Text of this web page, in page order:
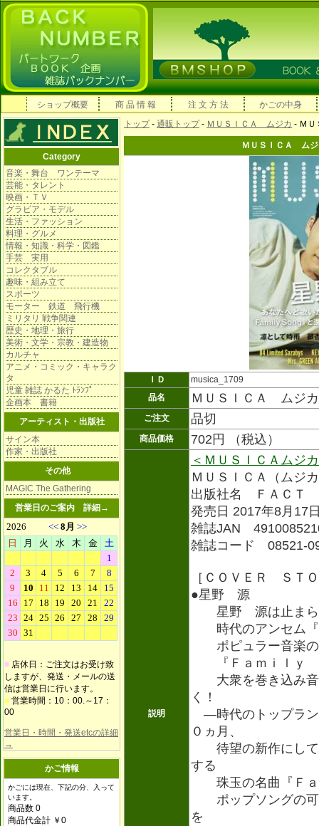
ショップ概要 商 品 情 報 注 文 方 法 かごの中身
Category
音楽・舞台 ワンテーマ
芸能・タレント
映画・ＴＶ
グラビア・モデル
生活・ファッション
料理・グルメ
情報・知識・科学・図鑑
手芸 実用
コレクタブル
趣味・組み立て
スポーツ
モーター 鉄道 飛行機
ミリタリ 戦争関連
歴史・地理・旅行
美術・文学・宗教・建造物
カルチャ
アニメ・コミック・キャラク
タ
児童 雑誌 かるた ﾄﾗﾝﾌﾟ
企画本 書籍
アーティスト・出版社
サイン本
作家・出版社
その他
MAGIC The Gathering
営業日のご案内 詳細→
■ 店休日：ご注文はお受け致
しますが、発送・メールの送
信は営業日に行います。
■ 営業時間：10：00.～17：
00
営業日・時間・発送etcの詳細
→
かご情報
かごには現在、下記の分、入って
います。
商品数 0
商品代金計 ￥0
トップ- 通販トップ- ＭＵＳＩＣＡ ムジカ - Ｍ
ＭＵＳＩＣＡ ム
ＩＤ
musica_1709
品名
ＭＵＳＩＣＡ ム
ご注文 品切
商品価格 702円 （税込）
説明
＜ＭＵＳＩＣＡムジ
ＭＵＳＩＣＡ（ムジ
出版社名 ＦＡＣＴ
発売日 2017年8月17
雑誌JAN
雑誌コード 08521-
［ＣＯＶＥＲ ＳＴ
●星野 源
星野 源は止まら
時代のアンセム『
ポピュラー音楽の
『Ｆａｍｉｌｙ
大衆を巻き込み音
く！
―時代のトップラン
０ヵ月、
待望の新作にして
する
珠玉の名曲『Ｆａ
ポップソングの可
を